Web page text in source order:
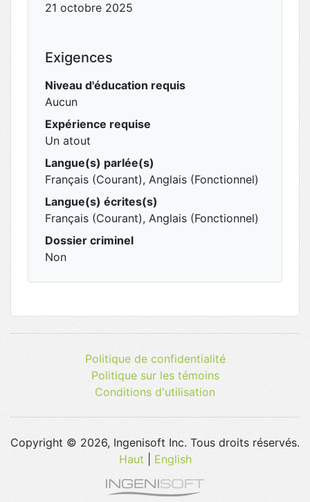
21 octobre 2025
Exigences
Niveau d'éducation requis
Aucun
Expérience requise
Un atout
Langue(s) parlée(s)
Français (Courant), Anglais (Fonctionnel)
Langue(s) écrites(s)
Français (Courant), Anglais (Fonctionnel)
Dossier criminel
Non
Politique de confidentialité
Politique sur les témoins
Conditions d'utilisation
Copyright © 2026, Ingenisoft Inc. Tous droits réservés.
Haut
English